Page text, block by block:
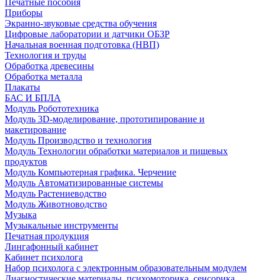
Печатные пособия
Приборы
Экранно-звуковые средства обучения
Цифровые лаборатории и датчики ОБЗР
Начальная военная подготовка (НВП)
Технология и труды
Обработка древесины
Обработка металла
Плакаты
БАС И БПЛА
Модуль Робототехника
Модуль 3D-моделирование, прототипирование и
макетирование
Модуль Производство и технология
Модуль Технологии обработки материалов и пищевых
продуктов
Модуль Компьютерная графика. Черчение
Модуль Автоматизированные системы
Модуль Растениеводство
Модуль Животноводство
Музыка
Музыкальные инструменты
Печатная продукция
Лингафонный кабинет
Кабинет психолога
Набор психолога с электронным образовательным модулем